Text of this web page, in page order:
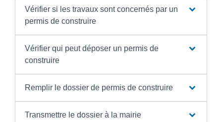
Vérifier si les travaux sont concernés par un
permis de construire
Vérifier qui peut déposer un permis de
construire
Remplir le dossier de permis de construire
Transmettre le dossier à la mairie